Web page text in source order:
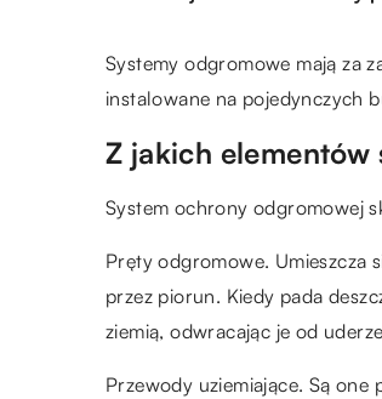
Systemy odgromowe mają za
instalowane na pojedynczych
Z jakich elementów
System ochrony odgromowej
Pręty odgromowe. Umieszcza
przez piorun. Kiedy pada
ziemią, odwracając je od
Przewody uziemiające. Są one